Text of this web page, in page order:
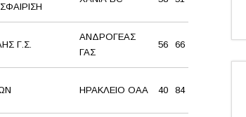
Γ.Σ.
ΑΝΔΡΟΓΕΑΣ
ΓΑΣ
56 66
ΗΡΑΚΛΕΙΟ ΟΑΑ 40 84